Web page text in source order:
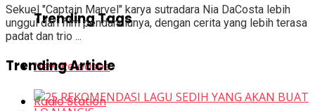
Trending Tags
New Releases
Radio Station
Sekuel "Captain Marvel" karya sutradara Nia DaCosta lebih
unggul dari film pendahulunya, dengan cerita yang lebih terasa
padat dan trio ...
Trending Article